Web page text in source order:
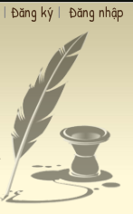
| Đăng ký | Đăng nhập